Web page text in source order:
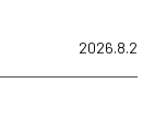
2026.8.2